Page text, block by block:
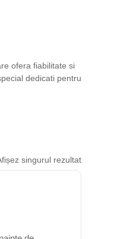
ofera fiabilitate si
dedicati pentru
singurul rezultat